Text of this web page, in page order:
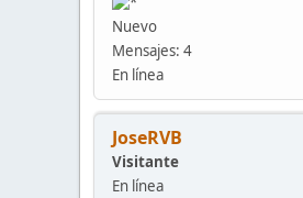
Nuevo
Mensajes: 4
En línea
JoseRVB
Visitante
En línea